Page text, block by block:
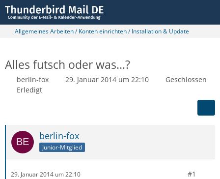
Allgemeines Arbeiten / Konten einrichten / Installation & Update
Alles futsch oder was...?
berlin-fox 29. Januar 2014 um 22:10
Geschlossen
Erledigt
berlin-fox
Junior-Mitglied
29. Januar 2014 um 22:10 #1